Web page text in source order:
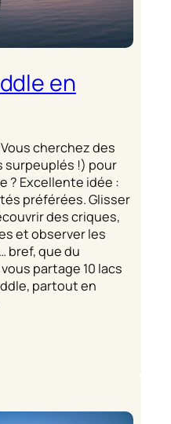
en
cherchez des
surpeuplés !) pour
? Excellente idée :
préférées. Glisser
des criques,
et observer les
bref, que du
partage 10 lacs
partout en